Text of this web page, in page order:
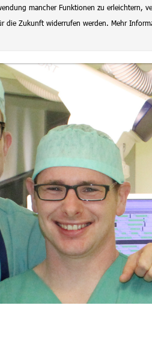
mancher Funktionen zu erleichtern,
Zukunft widerrufen werden. Mehr